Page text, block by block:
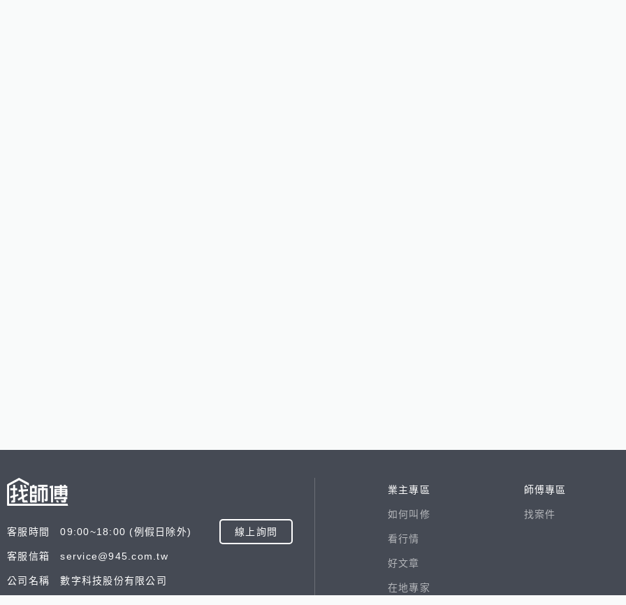
客服時間 09:00~18:00 (例假日除外) 線上詢問
客服信箱 service@945.com.tw
公司名稱 數字科技股份有限公司
業主專區
如何叫修
看行情
好文章
在地專家
師傅專區
找案件